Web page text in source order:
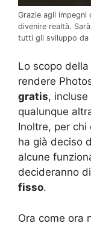
Grazie agli
divenire realtà.
tutti gli sviluppo da
Lo scopo
rendere
gratis,
qualunque
Inoltre, per
ha già deciso
alcune
decideranno
fisso.
Ora come ora